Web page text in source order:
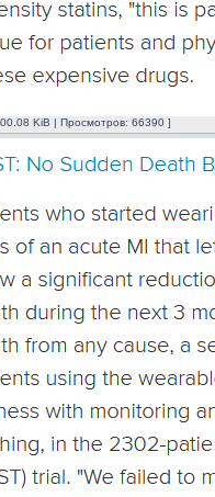
KiB | Просмотров: 66390 ]